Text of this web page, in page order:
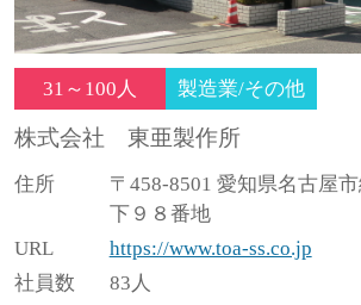
31～100人 製造業/その他
株式会社 東亜製作所
住所
〒458-8501 愛知県名古屋
下９８番地
URL
https://www.toa-ss.co.jp
社員数
83人